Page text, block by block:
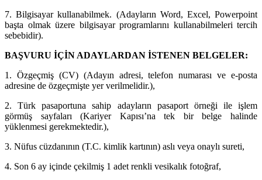
7. Bilgisayar kullanabilmek. (Adayların Word, Excel, Powerpoint
başta olmak üzere bilgisayar programlarını kullanabilmeleri tercih
sebebidir).
BAŞVURU İÇİN ADAYLARDAN İSTENEN BELGELER:
1. Özgeçmiş (CV) (Adayın adresi, telefon numarası ve e-posta
adresine de özgeçmişte yer verilmelidir.),
2. Türk pasaportuna sahip adayların pasaport örneği ile işlem
görmüş sayfaları (Kariyer Kapısı’na tek bir belge halinde
yüklenmesi gerekmektedir.),
3. Nüfus cüzdanının (T.C. kimlik kartının) aslı veya onaylı sureti,
4. Son 6 ay içinde çekilmiş 1 adet renkli vesikalık fotoğraf,